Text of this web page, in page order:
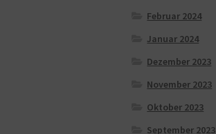
Februar 2024
Januar 2024
Dezember 2023
November 2023
Oktober 2023
September 2023